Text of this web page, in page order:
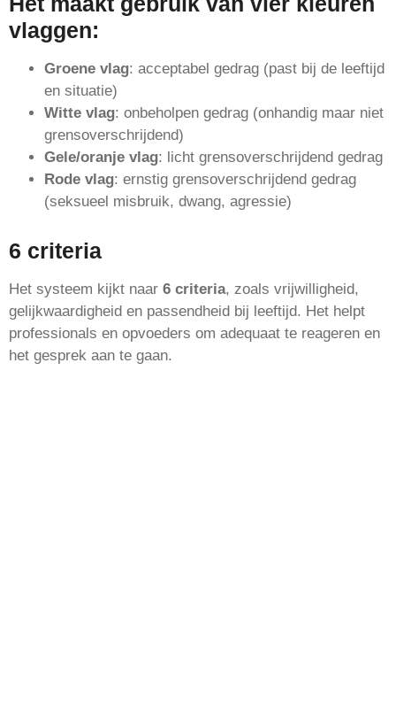
vlaggen:
Groene vlag: acceptabel gedrag (past bij de leeftijd
en situatie)
Witte vlag: onbeholpen gedrag (onhandig maar niet
grensoverschrijdend)
Gele/oranje vlag: licht grensoverschrijdend gedrag
Rode vlag: ernstig grensoverschrijdend gedrag
(seksueel misbruik, dwang, agressie)
6 criteria
Het systeem kijkt naar 6 criteria, zoals vrijwilligheid,
gelijkwaardigheid en passendheid bij leeftijd. Het helpt
professionals en opvoeders om adequaat te reageren en
het gesprek aan te gaan.